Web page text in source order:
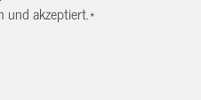
und akzeptiert.*